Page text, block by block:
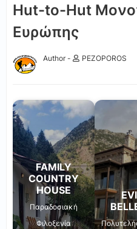
Hut-to-Hut
Ευρώπης
Author - PEZOPOROS
FAMILY
COUNTRY
HOUSE
Παραδοσιακή
Φιλοξενία